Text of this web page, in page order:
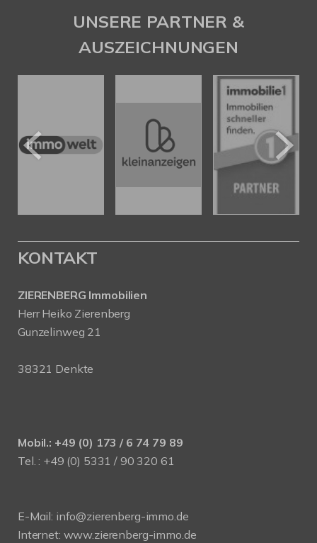
UNSERE PARTNER &
AUSZEICHNUNGEN
KONTAKT
ZIERENBERG Immobilien
Herr Heiko Zierenberg
Gunzelinweg 21
38321 Denkte
Mobil.: +49 (0) 173 / 6 74 79 89
Tel. : +49 (0) 5331 / 90 320 61
E-Mail: info@zierenberg-immo.de
Internet: www.zierenberg-immo.de